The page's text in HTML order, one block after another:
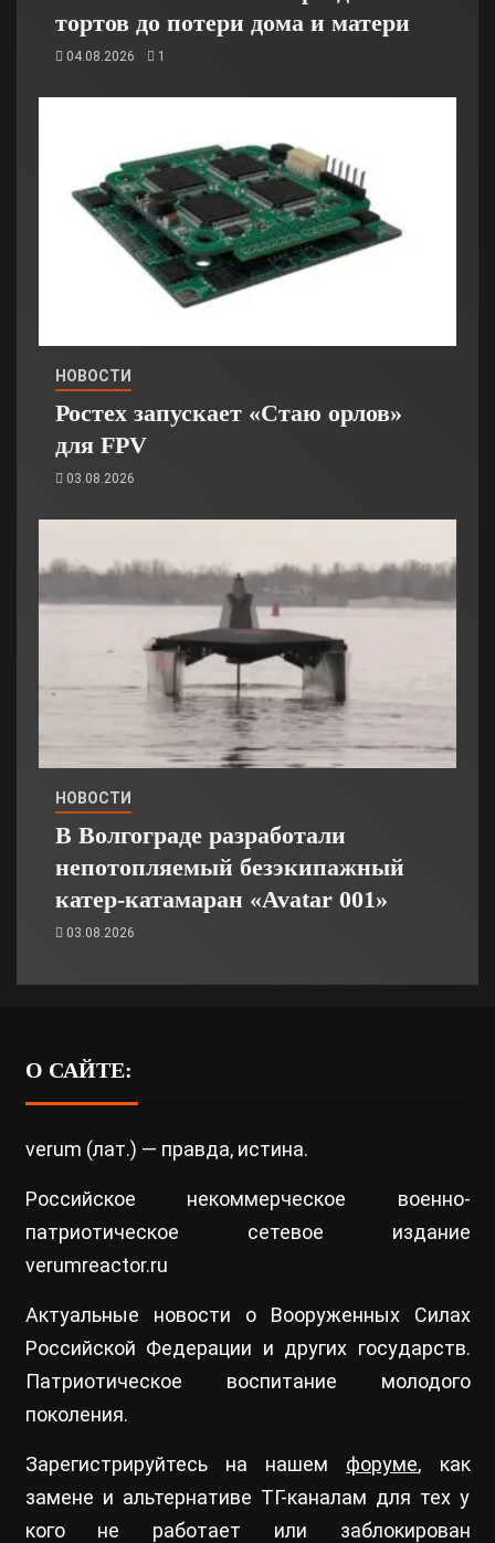
тортов до потери дома и матери
04.08.2026 1
НОВОСТИ
Ростех запускает «Стаю орлов»
для FPV
03.08.2026
НОВОСТИ
В Волгограде разработали
непотопляемый безэкипажный
катер-катамаран «Avatar 001»
03.08.2026
О САЙТЕ:
verum (лат.) — правда, истина.
Российское некоммерческое военно-
патриотическое сетевое издание
verumreactor.ru
Актуальные новости о Вооруженных Силах
Российской Федерации и других государств.
Патриотическое воспитание молодого
поколения.
Зарегистрируйтесь на нашем форуме, как
замене и альтернативе ТГ-каналам для тех у
кого не работает или заблокирован